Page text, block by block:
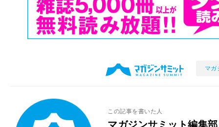
マガ
この記事を書いた人
マガジンサミット編集部